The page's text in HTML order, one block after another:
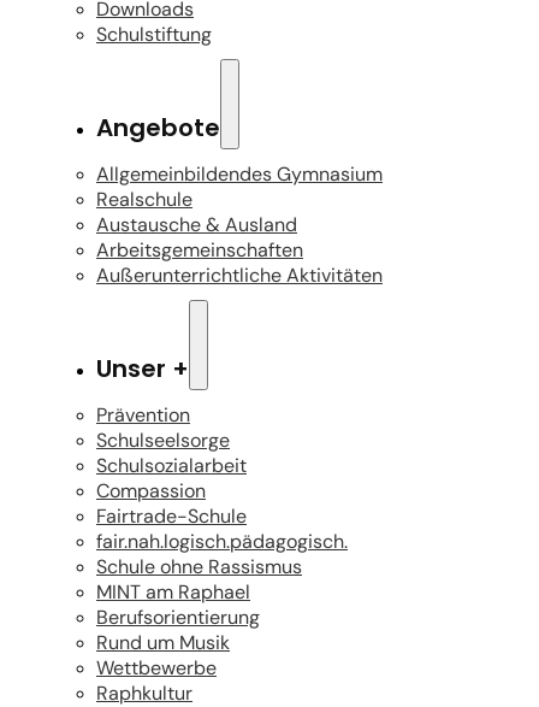
Downloads
Schulstiftung
Angebote
Allgemeinbildendes Gymnasium
Realschule
Austausche & Ausland
Arbeitsgemeinschaften
Außerunterrichtliche Aktivitäten
Unser +
Prävention
Schulseelsorge
Schulsozialarbeit
Compassion
Fairtrade-Schule
fair.nah.logisch.pädagogisch.
Schule ohne Rassismus
MINT am Raphael
Berufsorientierung
Rund um Musik
Wettbewerbe
Raphkultur